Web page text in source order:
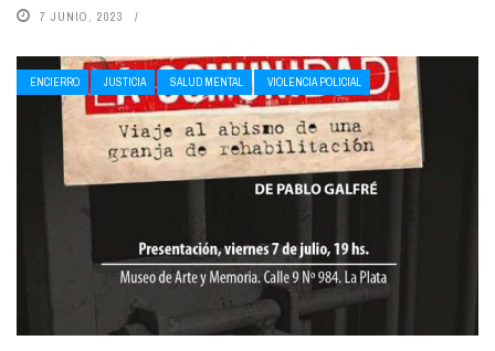
7 JUNIO, 2023
ENCIERRO JUSTICIA SALUD MENTAL VIOLENCIA POLICIAL